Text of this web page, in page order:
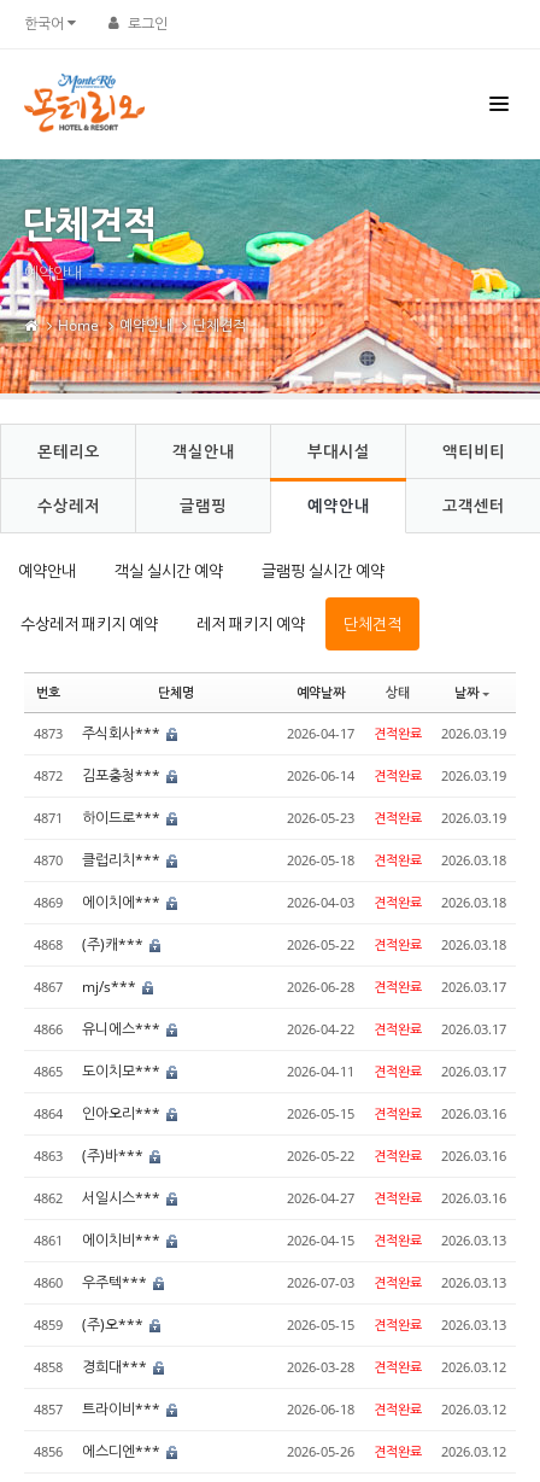
한국어 로그인
단체견적
예약안내
Home 예약안내 단체견적
몬테리오 객실안내 부대시설 액티비티
수상레저 글램핑 예약안내 고객센터
예약안내 객실 실시간 예약 글램핑 실시간 예약
수상레저 패키지 예약 레저 패키지 예약 단체견적
번호 단체명 예약날짜 상태 날짜
4873 주식회사*** 2026-04-17 견적완료 2026.03.19
4872 김포충청*** 2026-06-14 견적완료 2026.03.19
4871 하이드로*** 2026-05-23 견적완료 2026.03.19
4870 클럽리치*** 2026-05-18 견적완료 2026.03.18
4869 에이치에*** 2026-04-03 견적완료 2026.03.18
4868 (주)캐*** 2026-05-22 견적완료 2026.03.18
4867 mj/s*** 2026-06-28 견적완료 2026.03.17
4866 유니에스*** 2026-04-22 견적완료 2026.03.17
4865 도이치모*** 2026-04-11 견적완료 2026.03.17
4864 인아오리*** 2026-05-15 견적완료 2026.03.16
4863 (주)바*** 2026-05-22 견적완료 2026.03.16
4862 서일시스*** 2026-04-27 견적완료 2026.03.16
4861 에이치비*** 2026-04-15 견적완료 2026.03.13
4860 우주텍*** 2026-07-03 견적완료 2026.03.13
4859 (주)오*** 2026-05-15 견적완료 2026.03.13
4858 경희대*** 2026-03-28 견적완료 2026.03.12
4857 트라이비*** 2026-06-18 견적완료 2026.03.12
4856 에스디엔*** 2026-05-26 견적완료 2026.03.12
Sketchbook5, 스케치북5